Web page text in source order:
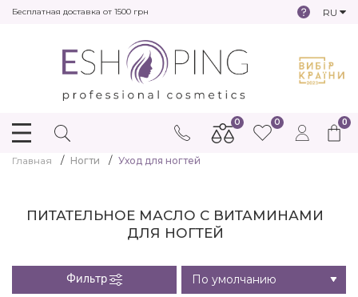
Бесплатная доставка от 1500 грн RU
0
0 0
Главная Ногти Уход для ногтей
ПИТАТЕЛЬНОЕ МАСЛО С ВИТАМИНАМИ
ДЛЯ НОГТЕЙ
Фильтр